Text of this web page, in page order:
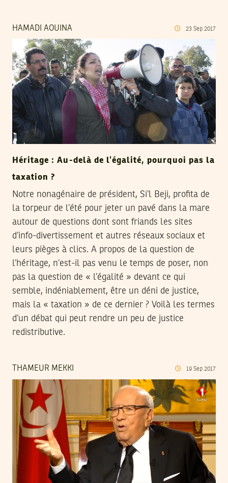
HAMADI AOUINA 23 Sep 2017
Héritage : Au-delà de l’égalité, pourquoi pas la
taxation ?
Notre nonagénaire de président, Si’l Beji, profita de
la torpeur de l’été pour jeter un pavé dans la mare
autour de questions dont sont friands les sites
d’info-divertissement et autres réseaux sociaux et
leurs pièges à clics. A propos de la question de
l’héritage, n’est-il pas venu le temps de poser, non
pas la question de « l’égalité » devant ce qui
semble, indéniablement, être un déni de justice,
mais la « taxation » de ce dernier ? Voilà les termes
d’un débat qui peut rendre un peu de justice
redistributive.
THAMEUR MEKKI 19 Sep 2017